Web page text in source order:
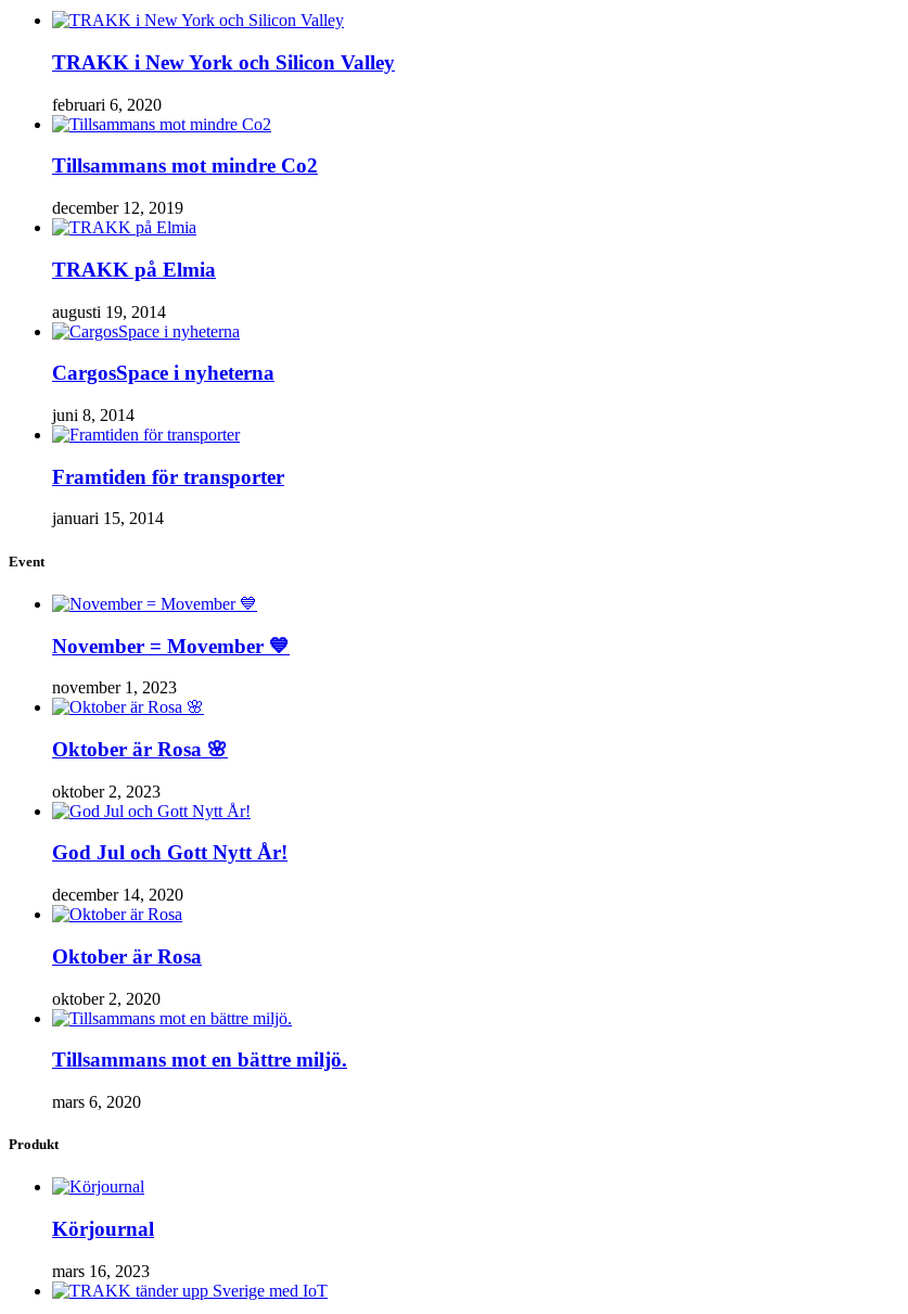
TRAKK i New York och Silicon Valley
februari 6, 2020
Tillsammans mot mindre Co2
december 12, 2019
TRAKK på Elmia
augusti 19, 2014
CargosSpace i nyheterna
juni 8, 2014
Framtiden för transporter
januari 15, 2014
Event
November = Movember 💙
november 1, 2023
Oktober är Rosa 🌸
oktober 2, 2023
God Jul och Gott Nytt År!
december 14, 2020
Oktober är Rosa
oktober 2, 2020
Tillsammans mot en bättre miljö.
mars 6, 2020
Produkt
Körjournal
mars 16, 2023